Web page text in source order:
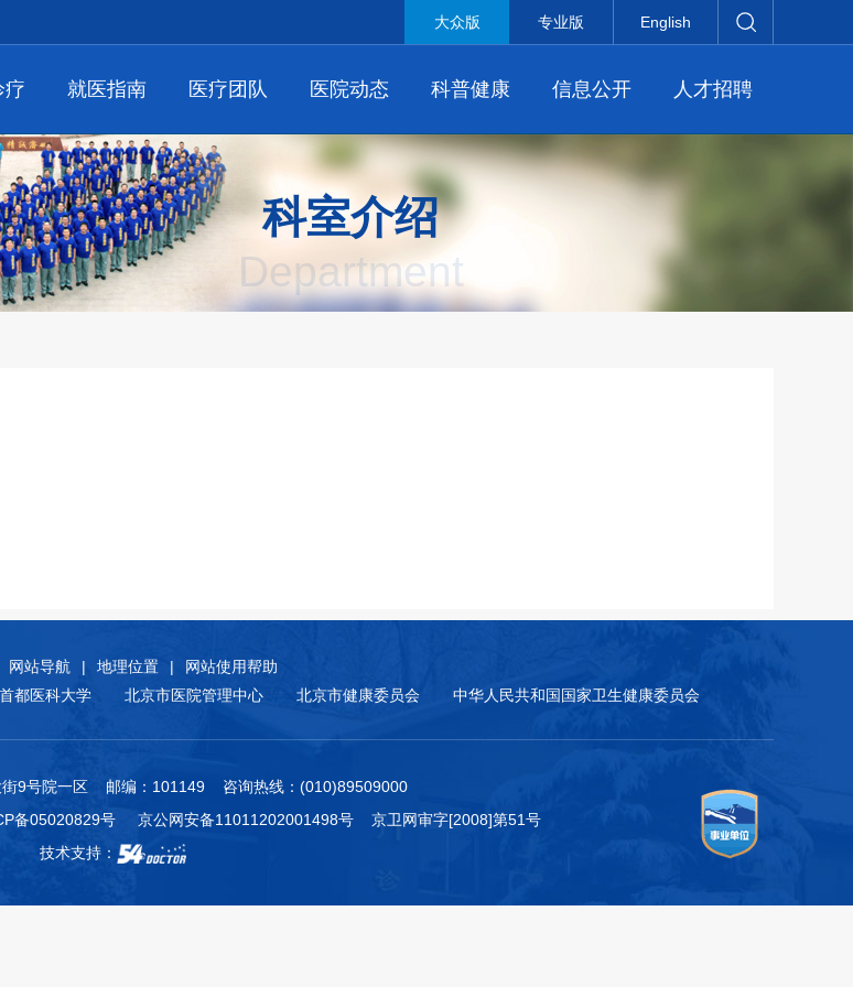
大众版 专业版 English
疗 就医指南 医疗团队 医院动态 科普健康 信息公开 人才招聘
科室介绍
Department
网站导航 | 地理位置 |
网站使用帮助
首都医科大学 北京市医院管理中心 北京市健康委员会 中华人民共和国国家卫生健康委员会
街9号院一区 邮编：101149 咨询热线：(010)89509000
备05020829号京公网安备11011202001498号 京卫网审字[2008]第51号
技术支持：